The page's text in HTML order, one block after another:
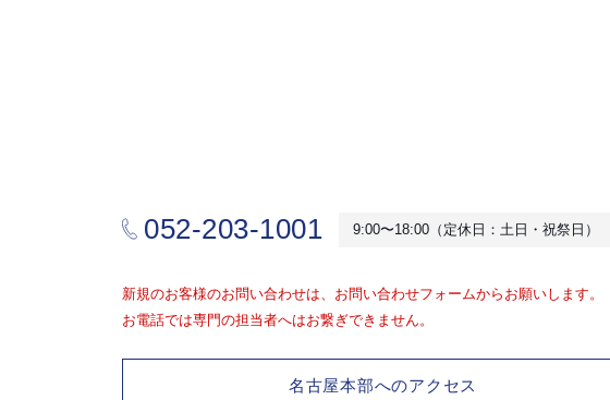
052-203-1001 9:00〜18:00（定休日：土日・祝祭日）
新規のお客様のお問い合わせは、お問い合わせフォームからお願いします。
お電話では専門の担当者へはお繋ぎできません。
名古屋本部へのアクセス